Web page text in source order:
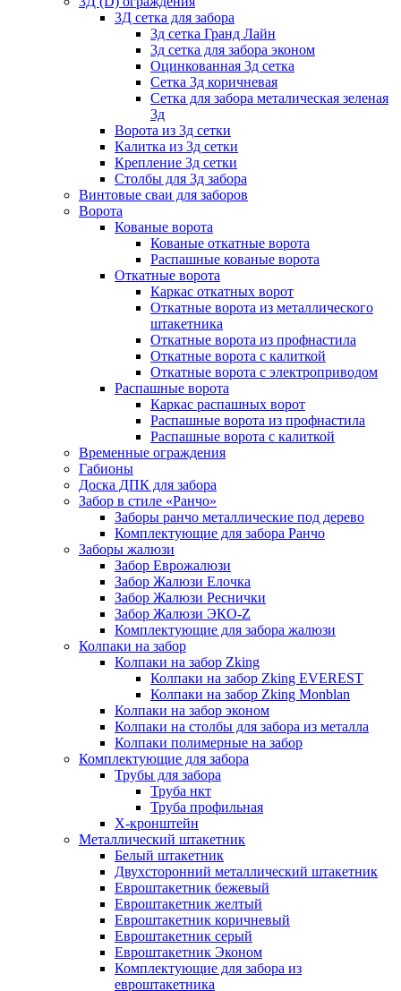
3Д сетка для забора
3д сетка Гранд Лайн
3д сетка для забора эконом
Оцинкованная 3д сетка
Сетка 3д коричневая
Сетка для забора металическая зеленая
3д
Ворота из 3д сетки
Калитка из 3д сетки
Крепление 3д сетки
Столбы для 3д забора
Винтовые сваи для заборов
Ворота
Кованые ворота
Кованые откатные ворота
Распашные кованые ворота
Откатные ворота
Каркас откатных ворот
Откатные ворота из металлического
штакетника
Откатные ворота из профнастила
Откатные ворота с калиткой
Откатные ворота с электроприводом
Распашные ворота
Каркас распашных ворот
Распашные ворота из профнастила
Распашные ворота с калиткой
Временные ограждения
Габионы
Доска ДПК для забора
Забор в стиле «Ранчо»
Заборы ранчо металлические под дерево
Комплектующие для забора Ранчо
Заборы жалюзи
Забор Еврожалюзи
Забор Жалюзи Елочка
Забор Жалюзи Реснички
Забор Жалюзи ЭКО-Z
Комплектующие для забора жалюзи
Колпаки на забор
Колпаки на забор Zking
Колпаки на забор Zking EVEREST
Колпаки на забор Zking Monblan
Колпаки на забор эконом
Колпаки на столбы для забора из металла
Колпаки полимерные на забор
Комплектующие для забора
Трубы для забора
Труба нкт
Труба профильная
Х-кронштейн
Металлический штакетник
Белый штакетник
Двухсторонний металлический штакетник
Евроштакетник бежевый
Евроштакетник желтый
Евроштакетник коричневый
Евроштакетник серый
Евроштакетник Эконом
Комплектующие для забора из
евроштакетника